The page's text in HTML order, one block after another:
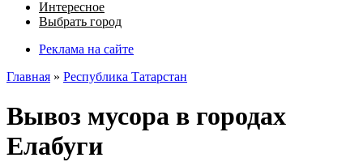
Интересное
Выбрать город
Реклама на сайте
Главная » Республика Татарстан
Вывоз мусора в городах
Елабуги